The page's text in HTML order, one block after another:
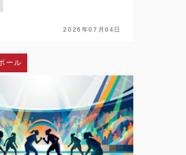
た取材は、梅雨空の下で
。通常なら練習の中止や縮
陵学園の…
2026年07月04日
ール